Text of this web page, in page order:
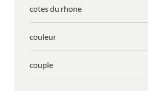
cotes du rhone
couleur
couple